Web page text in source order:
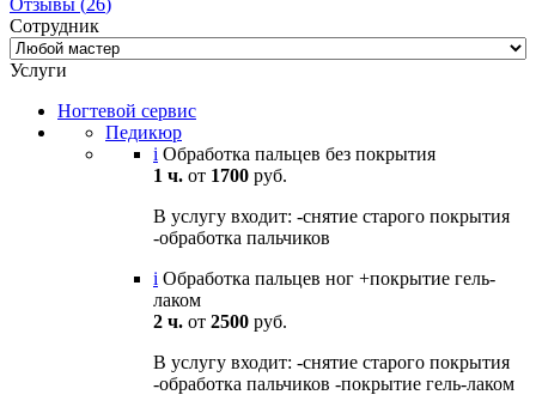
Отзывы (26)
Сотрудник
Услуги
Ногтевой сервис
Педикюр
i Обработка пальцев без покрытия
1 ч. от 1700 руб.
В услугу входит: -снятие старого покрытия
-обработка пальчиков
i Обработка пальцев ног +покрытие гель-
лаком
2 ч. от 2500 руб.
В услугу входит: -снятие старого покрытия
-обработка пальчиков -покрытие гель-лаком